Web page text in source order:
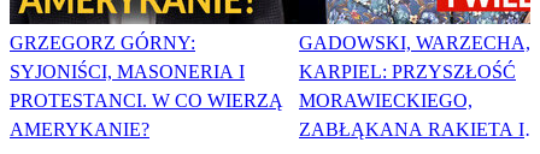
GRZEGORZ GÓRNY:
SYJONIŚCI, MASONERIA I
PROTESTANCI. W CO WIERZĄ
AMERYKANIE?
GADOWSKI, WARZECHA,
KARPIEL: PRZYSZŁOŚĆ
MORAWIECKIEGO,
ZABŁĄKANA RAKIETA I